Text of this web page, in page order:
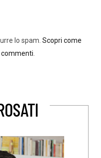
lo spam. Scopri come
commenti